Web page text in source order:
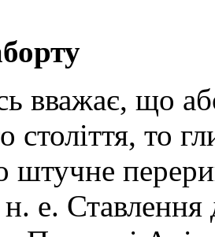
вважає, що
століття, то
штучне
н. е.